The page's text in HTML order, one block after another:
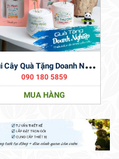
T
Úi Cây Quà Tặng Doanh Nghiệp
090 180 5859
MUA HÀNG